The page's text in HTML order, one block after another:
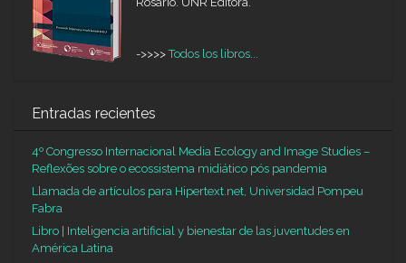
->>>>Todos los libros...
Entradas recientes
4º Congresso Internacional Media Ecology and Image Studies –
Reflexões sobre o ecossistema midiático pós pandemia
Llamada de artículos para Hipertext.net, Universidad Pompeu
Fabra
Libro | Inteligencia artificial y bienestar de las juventudes en
América Latina